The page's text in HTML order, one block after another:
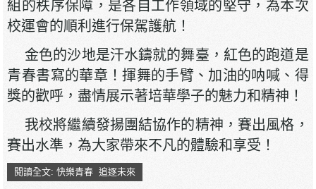
組的秩序保障，是各自工作領域的堅守，為本次
校運會的順利進行保駕護航！
金色的沙地是汗水鑄就的舞臺，紅色的跑道是
青春書寫的華章！揮舞的手臂、加油的呐喊、得
獎的歡呼，盡情展示著培華學子的魅力和精神！
我校將繼續發揚團結協作的精神，賽出風格，
賽出水準，為大家帶來不凡的體驗和享受！
閱讀全文: 快樂青春 追逐未來